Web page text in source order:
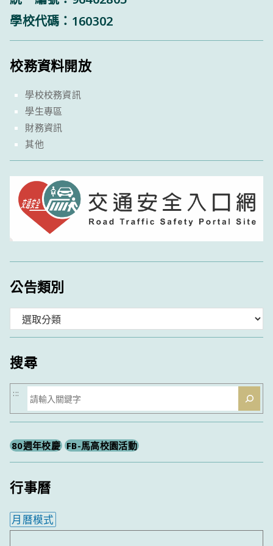
學校代碼：160302
校務資料開放
學校校務資訊
學生專區
財務資訊
其他
公告類別
類
搜尋
搜
尋
:::
80週年校慶 FB-馬高校園活動
行事曆
月曆模式